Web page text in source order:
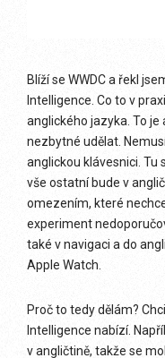
Blíží se WWDC a řekl
Intelligence. Co to v
anglického jazyka. To
nezbytné udělat.
anglickou klávesnici. Tu
vše ostatní bude v
omezením, které
experiment
také v navigaci a do
Apple Watch.
Proč to tedy dělám?
Intelligence nabízí.
v angličtině, takže se